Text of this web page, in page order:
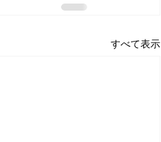
すべて表示